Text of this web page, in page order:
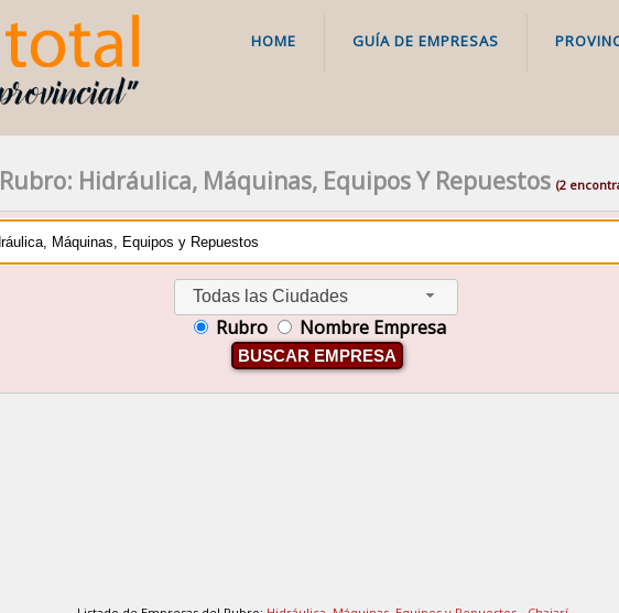
HOME GUÍA DE EMPRESAS
Rubro: Hidráulica, Máquinas, Equipos Y Repuestos (2
Todas las Ciudades
Rubro Nombre Empresa
BUSCAR EMPRESA